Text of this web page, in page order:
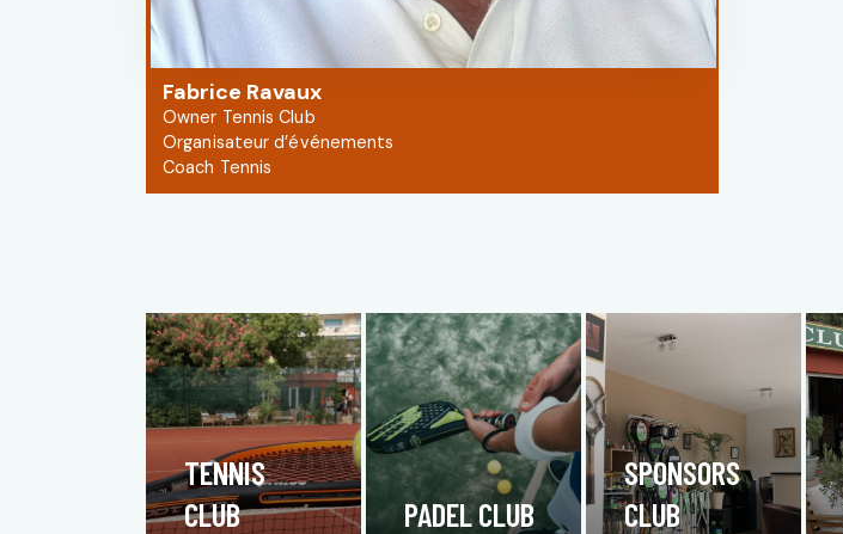
Fabrice Ravaux
Owner Tennis Club
Organisateur d’événements
Coach Tennis
TENNIS
CLUB
PADEL CLUB
SPONSORS
CLUB